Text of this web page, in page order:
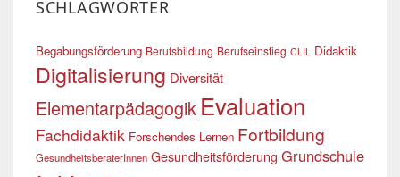
SCHLAGWÖRTER
Begabungsförderung Berufsbildung Berufseinstieg CLIL Didaktik
Digitalisierung Diversität
Elementarpädagogik Evaluation
Fachdidaktik Forschendes Lernen Fortbildung
GesundheitsberaterInnen Gesundheitsförderung Grundschule